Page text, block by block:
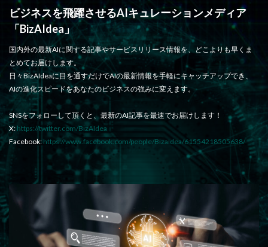
ビジネスを飛躍させるAIキュレーションメディア
「BizAIdea」
国内外の最新AIに関する記事やサービスリリース情報を、どこよりも早くま
とめてお届けします。
日々BizAIdeaに目を通すだけでAIの最新情報を手軽にキャッチアップでき、
AIの進化スピードをあなたのビジネスの強みに変えます。
SNSをフォローして頂くと、最新のAI記事を最速でお届けします！
X: https://twitter.com/BizAIdea
Facebook: https://www.facebook.com/people/Bizaidea/61554218505638/